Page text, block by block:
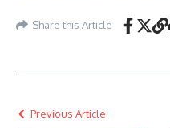
Share this Article
Previous Article